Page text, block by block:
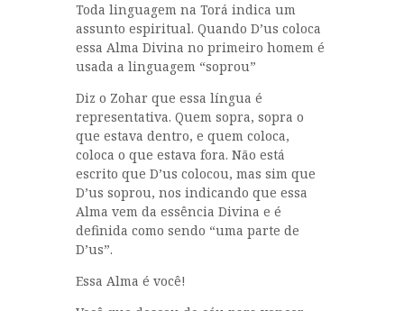
Toda linguagem na Torá indica um
assunto espiritual. Quando D’us coloca
essa Alma Divina no primeiro homem é
usada a linguagem “soprou”
Diz o Zohar que essa língua é
representativa. Quem sopra, sopra o
que estava dentro, e quem coloca,
coloca o que estava fora. Não está
escrito que D’us colocou, mas sim que
D’us soprou, nos indicando que essa
Alma vem da essência Divina e é
definida como sendo “uma parte de
D’us”.
Essa Alma é você!